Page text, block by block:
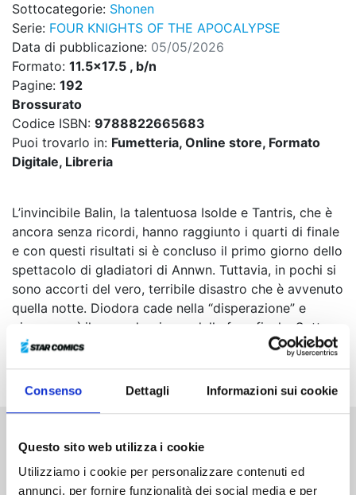
Consenso Dettagli Informazioni sui cookie
Questo sito web utilizza i cookie
Utilizziamo i cookie per personalizzare contenuti ed
annunci, per fornire funzionalità dei social media e per
Sottocategorie: Shonen
Serie: FOUR KNIGHTS OF THE APOCALYPSE
Data di pubblicazione: 05/05/2026
Formato: 11.5x17.5 , b/n
Pagine: 192
Brossurato
Codice ISBN: 9788822665683
Puoi trovarlo in: Fumetteria, Online store, Formato
Digitale, Libreria
L’invincibile Balin, la talentuosa Isolde e Tantris, che è
ancora senza ricordi, hanno raggiunto i quarti di finale
e con questi risultati si è concluso il primo giorno dello
spettacolo di gladiatori di Annwn. Tuttavia, in pochi si
sono accorti del vero, terribile disastro che è avvenuto
quella notte. Diodora cade nella “disperazione” e
giunge così il secondo giorno della fase finale. Sotto
oscure nubi minacciose, Nasiens, Gawain e Isolde
salgono sul palco...
Altri volumi della serie